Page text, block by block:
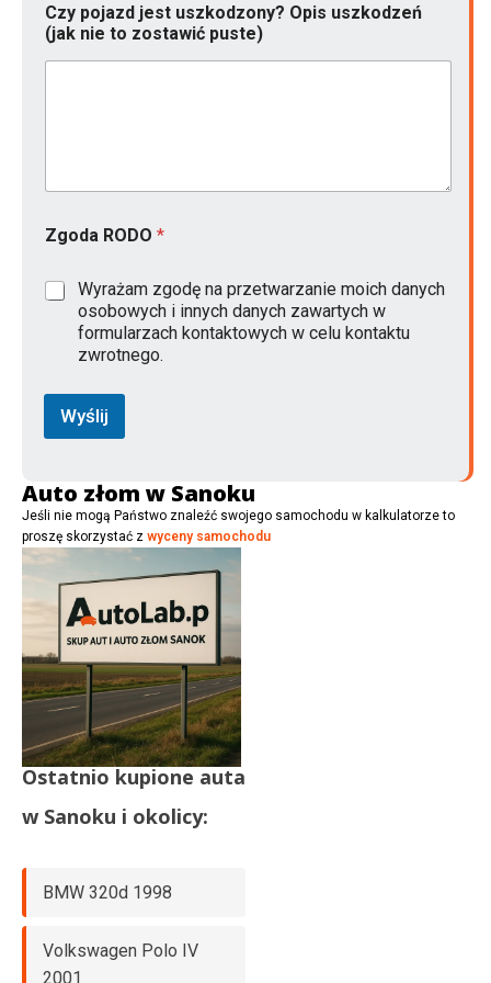
Czy pojazd jest uszkodzony? Opis uszkodzeń
(jak nie to zostawić puste)
Zgoda RODO *
Wyrażam zgodę na przetwarzanie moich danych
osobowych i innych danych zawartych w
formularzach kontaktowych w celu kontaktu
zwrotnego.
Wyślij
Auto złom w Sanoku
Jeśli nie mogą Państwo znaleźć swojego samochodu w kalkulatorze to
proszę skorzystać z wyceny samochodu
Ostatnio kupione auta
w Sanoku i okolicy:
BMW 320d 1998
Volkswagen Polo IV
2001